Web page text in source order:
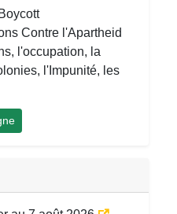
Contre l'Apartheid
l'occupation, la
l'Impunité, les